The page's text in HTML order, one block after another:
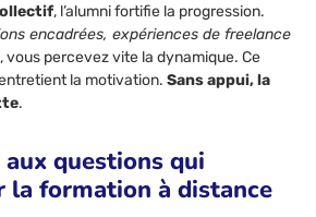
, l’alumni fortifie la progression.
encadrées, expériences de freelance
, vous percevez vite la dynamique. Ce
la motivation.Sans appui, la
.
aux questions qui
la formation à distance